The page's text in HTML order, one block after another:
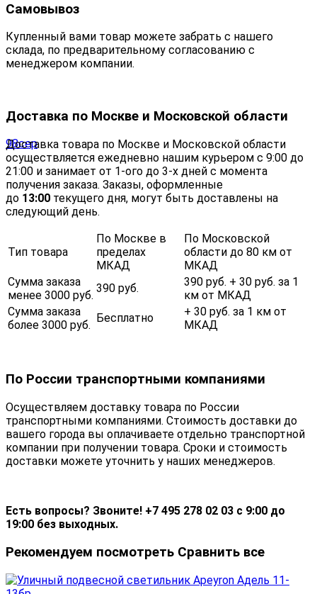
Самовывоз
Купленный вами товар можете забрать с нашего
склада, по предварительному согласованию с
менеджером компании.
Доставка по Москве и Московской области
Доставка товара по Москве и Московской области
осуществляется ежедневно нашим курьером с 9:00 до
21:00 и занимает от 1-ого до 3-х дней с момента
получения заказа. Заказы, оформленные
до 13:00 текущего дня, могут быть доставлены на
следующий день.
Тип товара
По Москве в
пределах
МКАД
По Московской
области до 80 км от
МКАД
Сумма заказа
менее 3000 руб.
390 руб.
390 руб. + 30 руб. за 1
км от МКАД
Сумма заказа
более 3000 руб.
Бесплатно
+ 30 руб. за 1 км от
МКАД
По России транспортными компаниями
Осуществляем доставку товара по России
транспортными компаниями. Стоимость доставки до
вашего города вы оплачиваете отдельно транспортной
компании при получении товара. Сроки и стоимость
доставки можете уточнить у наших менеджеров.
Есть вопросы? Звоните! +7 495 278 02 03 с 9:00 до
19:00 без выходных.
Рекомендуем посмотреть Сравнить все